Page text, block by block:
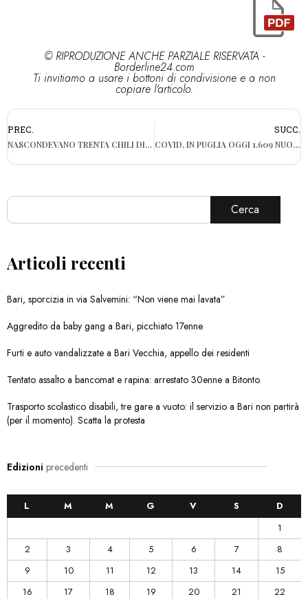
© RIPRODUZIONE ANCHE PARZIALE RISERVATA -
Borderline24.com
Ti invitiamo a usare i bottoni di condivisione e a non
copiare l'articolo.
PREC.
NASCONDEVANO TRENTA CHILI DI DROGA E 660MILA EURO: TRE ARRESTI NEL FOGGIANO
SUCC.
COVID, IN PUGLIA OGGI 1.609 NUOVI POSITIVI. QUATTORDICI I DECESSI
Cerca
Articoli recenti
Bari, sporcizia in via Salvemini: “Non viene mai lavata”
Aggredito da baby gang a Bari, picchiato 17enne
Furti e auto vandalizzate a Bari Vecchia, appello dei residenti
Tentato assalto a bancomat e rapina: arrestato 30enne a Bitonto
Trasporto scolastico disabili, tre gare a vuoto: il servizio a Bari non partirà
(per il momento). Scatta la protesta
Edizioni precedenti
L M M G V S
D
1
2
3 4 5 6 7
8
9
10 11 12 13 14
15
16
17 18 19 20 21
22